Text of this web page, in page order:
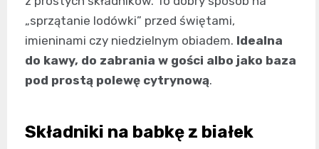
„sprzątanie lodówki” przed świętami,
imieninami czy niedzielnym obiadem. Idealna
do kawy, do zabrania w gości albo jako baza
pod prostą polewę cytrynową.
Składniki na babkę z białek